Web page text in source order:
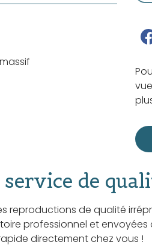
service de
reproductions de qualité
professionnel et envoyées
directement chez vous !